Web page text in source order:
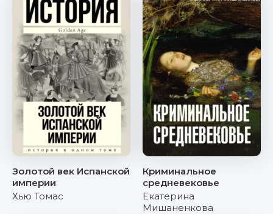
Золотой век Испанской
империи
Хью Томас
Криминальное
средневековье
Екатерина
Мишаненкова